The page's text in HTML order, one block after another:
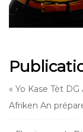
« Yo Kase Tèt
Afriken An